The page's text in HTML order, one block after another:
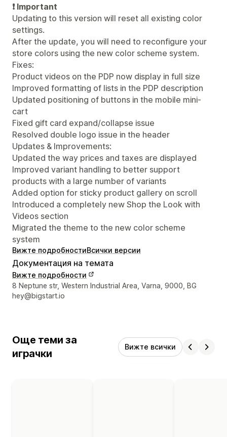
❗ Important
Updating to this version will reset all existing color
settings.
After the update, you will need to reconfigure your
store colors using the new color scheme system.
Fixes:
Product videos on the PDP now display in full size
Improved formatting of lists in the PDP description
Updated positioning of buttons in the mobile mini-
cart
Fixed gift card expand/collapse issue
Resolved double logo issue in the header
Updates & Improvements:
Updated the way prices and taxes are displayed
Improved variant handling to better support
products with a large number of variants
Added option for sticky product gallery on scroll
Introduced a completely new Shop the Look with
Videos section
Migrated the theme to the new color scheme
system
Вижте подробностиВсички версии
Документация на темата
Вижте подробности
Данни за връзка с дизайнера
8 Neptune str, Western Industrial Area, Varna, 9000, BG
hey@bigstart.io
Още теми за
играчки
Вижте всички